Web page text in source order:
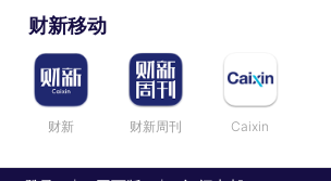
财新移动
财新 财新周刊 Caixin